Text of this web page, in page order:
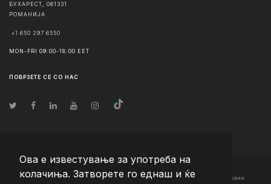
Ова е известување за употреба на
колачиња. Затворете го еднаш и ќе
БУХАРЕСТ
061331
РОМАНИЈА
+1 650 297 6550
MON-FRI 09:00-18:00 EET
ПОВРЗЕТЕ СЕ СО НАС
© Авторско право2026 Team Extension Macedonia - Сите права задржани